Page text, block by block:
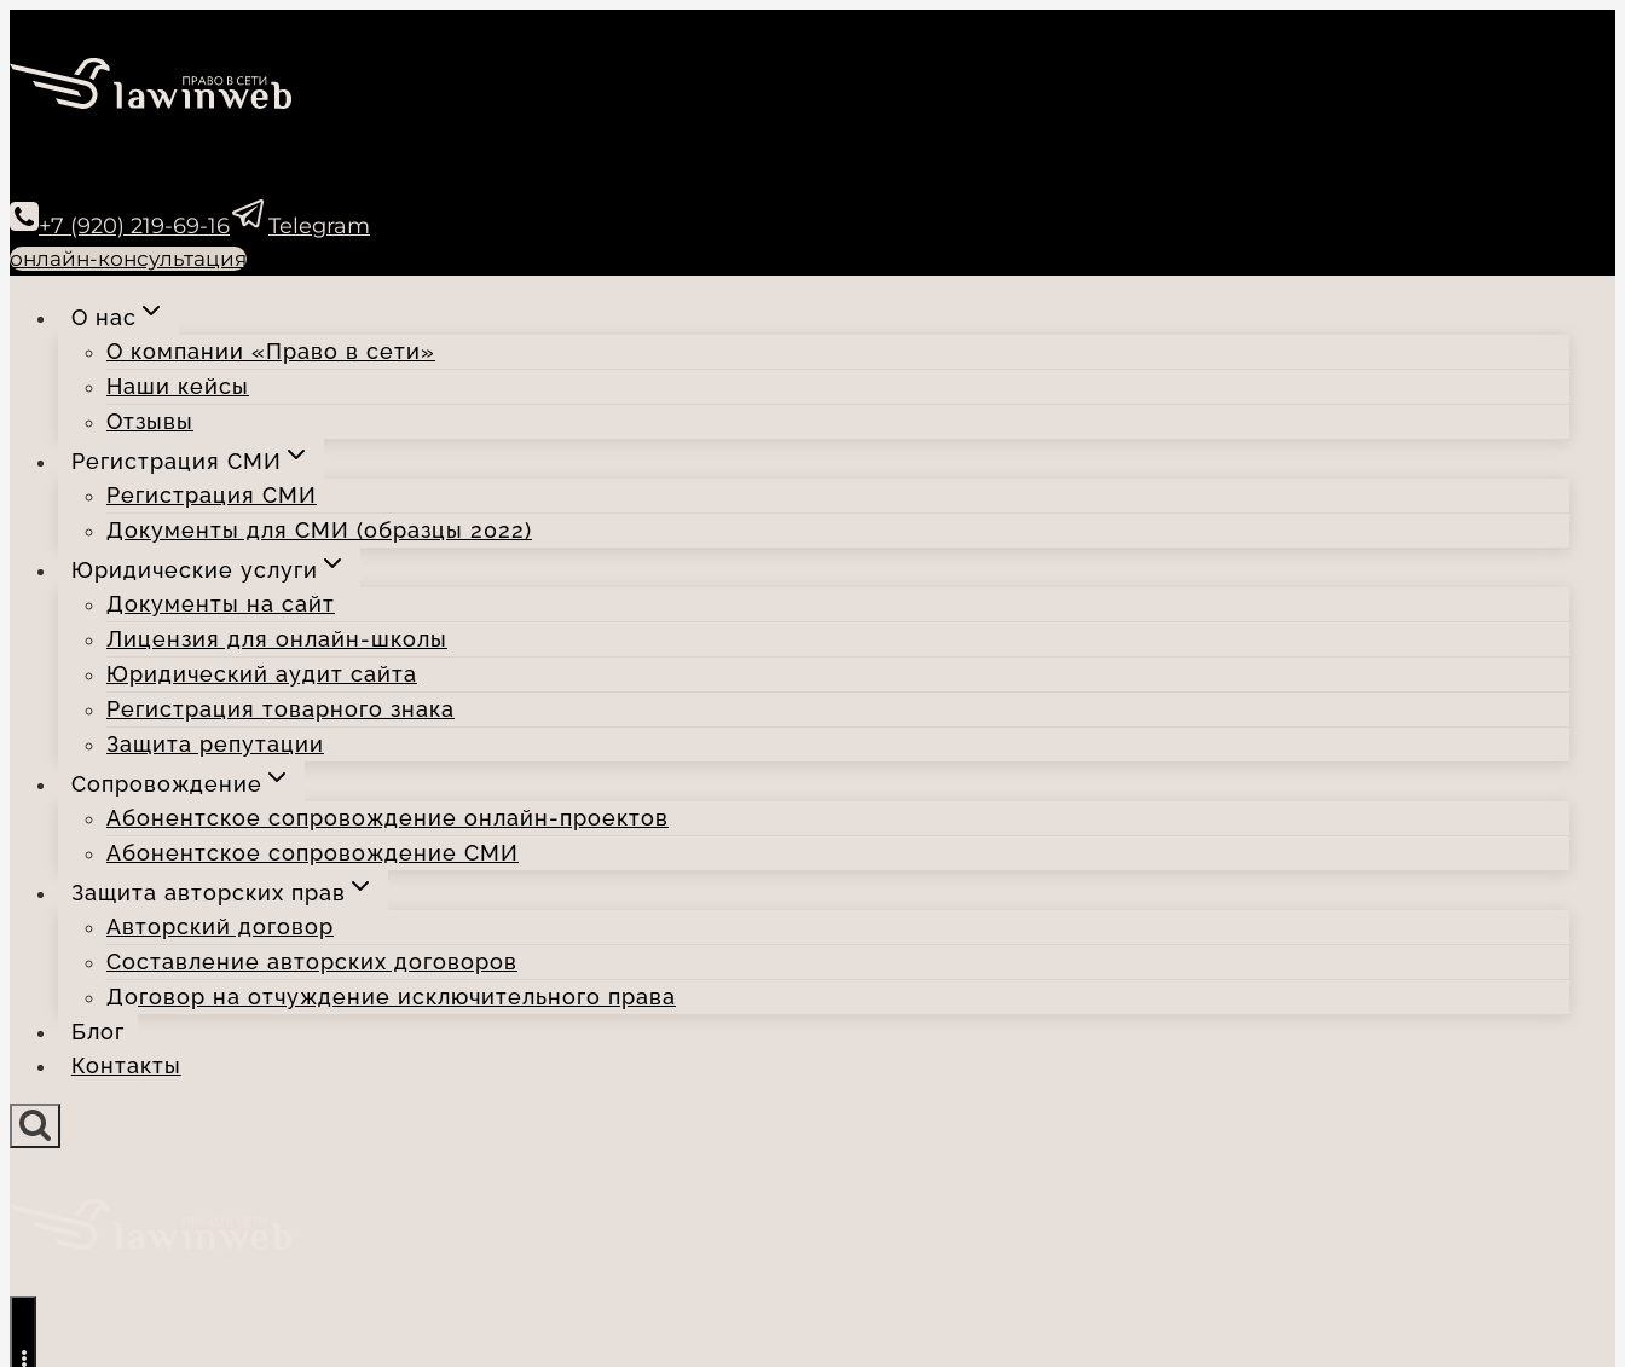
к
содержимому
+7 (920) 219-69-16 Telegram
онлайн-консультация
О нас
О компании «Право в сети»
Наши кейсы
Отзывы
Регистрация СМИ
Регистрация СМИ
Документы для СМИ (образцы 2022)
Юридические услуги
Документы на сайт
Лицензия для онлайн-школы
Юридический аудит сайта
Регистрация товарного знака
Защита репутации
Сопровождение
Абонентское сопровождение онлайн-проектов
Абонентское сопровождение СМИ
Защита авторских прав
Авторский договор
Составление авторских договоров
Договор на отчуждение исключительного права
Блог
Контакты